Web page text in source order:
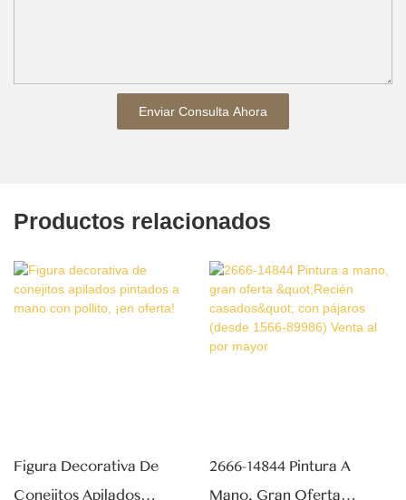
Enviar Consulta Ahora
Productos relacionados
Figura Decorativa De
Conejitos Apilados
2666-14844 Pintura A
Mano, Gran Oferta